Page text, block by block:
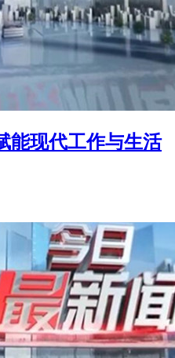
能现代工作与生活